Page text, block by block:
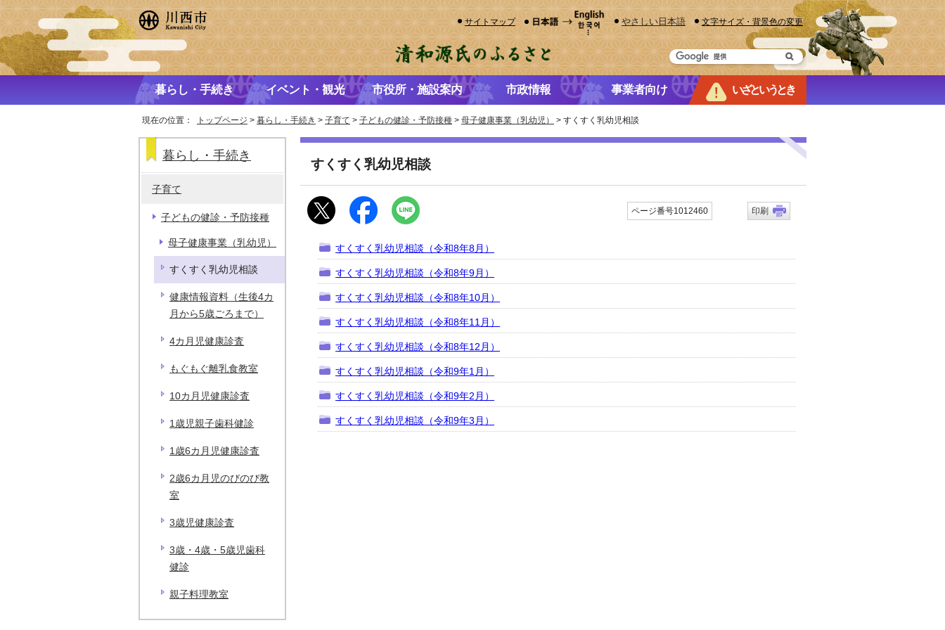
サイトマップ やさしい日本語 文字サイズ・背景色の変更
暮らし・手続き イベント・観光 市役所・施設案内 市政情報 事業者向け いざというとき
現在の位置： トップページ > 暮らし・手続き > 子育て > 子どもの健診・予防接種 > 母子健康事業（乳幼児） > すくすく乳幼児相談
すくすく乳幼児相談
ページ番号1012460 印刷
すくすく乳幼児相談（令和8年8月）
すくすく乳幼児相談（令和8年9月）
すくすく乳幼児相談（令和8年10月）
すくすく乳幼児相談（令和8年11月）
すくすく乳幼児相談（令和8年12月）
すくすく乳幼児相談（令和9年1月）
すくすく乳幼児相談（令和9年2月）
すくすく乳幼児相談（令和9年3月）
暮らし・手続き
子育て
子どもの健診・予防接種
母子健康事業（乳幼児）
すくすく乳幼児相談
健康情報資料（生後4カ
月から5歳ごろまで）
4カ月児健康診査
もぐもぐ離乳食教室
10カ月児健康診査
1歳児親子歯科健診
1歳6カ月児健康診査
2歳6カ月児のびのび教
室
3歳児健康診査
3歳・4歳・5歳児歯科
健診
親子料理教室